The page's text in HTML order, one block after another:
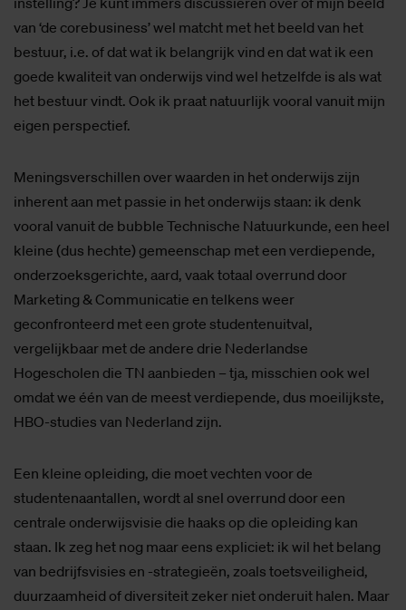
van ‘de corebusiness’ wel matcht met het beeld van het
bestuur, i.e. of dat wat ik belangrijk vind en dat wat ik een
goede kwaliteit van onderwijs vind wel hetzelfde is als wat
het bestuur vindt. Ook ik praat natuurlijk vooral vanuit mijn
eigen perspectief.
Meningsverschillen over waarden in het onderwijs zijn
inherent aan met passie in het onderwijs staan: ik denk
vooral vanuit de bubble Technische Natuurkunde, een heel
kleine (dus hechte) gemeenschap met een verdiepende,
onderzoeksgerichte, aard, vaak totaal overrund door
Marketing & Communicatie en telkens weer
geconfronteerd met een grote studentenuitval,
vergelijkbaar met de andere drie Nederlandse
Hogescholen die TN aanbieden – tja, misschien ook wel
omdat we één van de meest verdiepende, dus moeilijkste,
HBO-studies van Nederland zijn.
Een kleine opleiding, die moet vechten voor de
studentenaantallen, wordt al snel overrund door een
centrale onderwijsvisie die haaks op die opleiding kan
staan. Ik zeg het nog maar eens expliciet: ik wil het belang
van bedrijfsvisies en -strategieën, zoals toetsveiligheid,
duurzaamheid of diversiteit zeker niet onderuit halen. Maar